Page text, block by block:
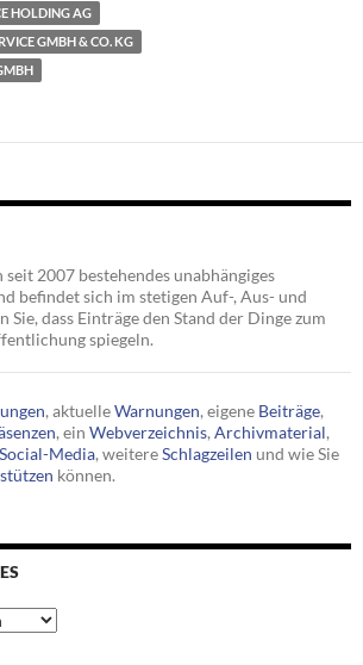
HOLDING AG
GMBH & CO. KG
2007 bestehendes unabhängiges
befindet sich im stetigen Auf-, Aus- und
Sie, dass Einträge den Stand der Dinge zum
spiegeln.
, aktuelleWarnungen, eigene Beiträge,
, ein Webverzeichnis, Archivmaterial,
Social-Media, weitereSchlagzeilen und wie Sie
können.